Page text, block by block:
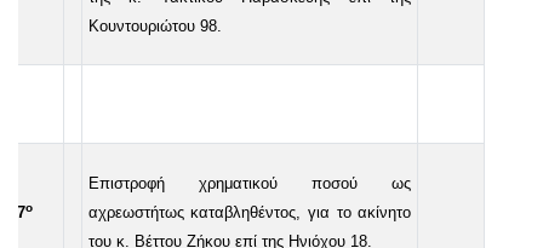
Κουντουριώτου 98.
37ο
Επιστροφή χρηματικού ποσού ως
αχρεωστήτως καταβληθέντος, για το ακίνητο
του κ. Βέττου Ζήκου επί της Ηνιόχου 18.